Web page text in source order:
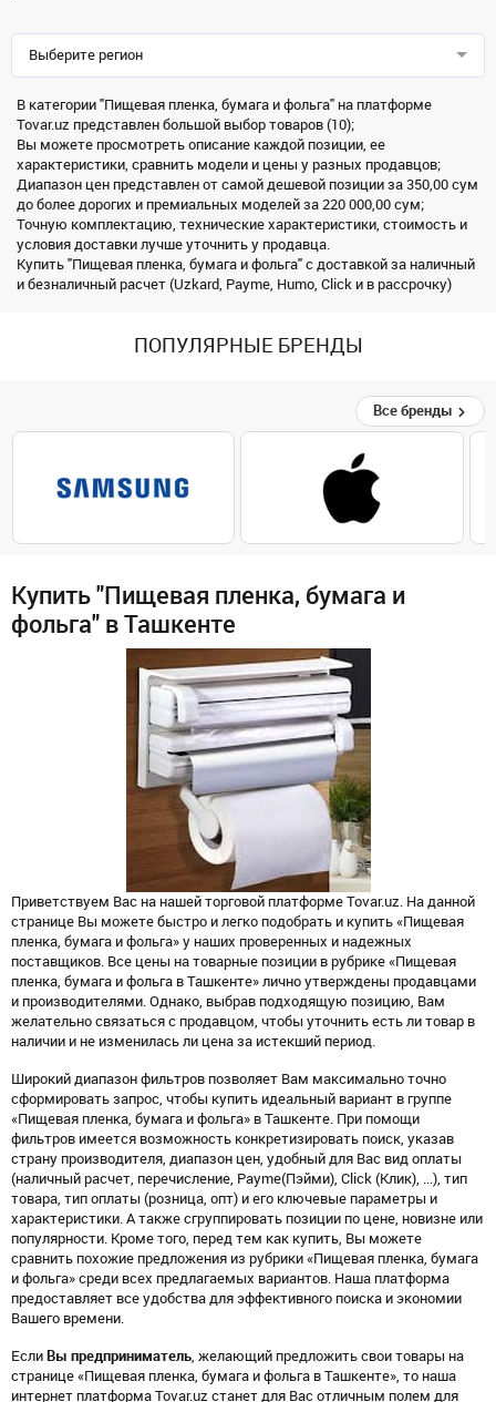
Выберите регион
В категории "Пищевая пленка, бумага и фольга" на платформе
Tovar.uz представлен большой выбор товаров (10);
Вы можете просмотреть описание каждой позиции, ее
характеристики, сравнить модели и цены у разных продавцов;
Диапазон цен представлен от самой дешевой позиции за 350,00 сум
до более дорогих и премиальных моделей за 220 000,00 сум;
Точную комплектацию, технические характеристики, стоимость и
условия доставки лучше уточнить у продавца.
Купить "Пищевая пленка, бумага и фольга" с доставкой за наличный
и безналичный расчет (Uzkard, Payme, Humo, Click и в рассрочку)
ПОПУЛЯРНЫЕ БРЕНДЫ
Все бренды
Купить "Пищевая пленка, бумага и
фольга" в Ташкенте
Приветствуем Вас на нашей торговой платформе Tovar.uz. На данной
странице Вы можете быстро и легко подобрать и купить «Пищевая
пленка, бумага и фольга» у наших проверенных и надежных
поставщиков. Все цены на товарные позиции в рубрике «Пищевая
пленка, бумага и фольга в Ташкенте» лично утверждены продавцами
и производителями. Однако, выбрав подходящую позицию, Вам
желательно связаться с продавцом, чтобы уточнить есть ли товар в
наличии и не изменилась ли цена за истекший период.
Широкий диапазон фильтров позволяет Вам максимально точно
сформировать запрос, чтобы купить идеальный вариант в группе
«Пищевая пленка, бумага и фольга» в Ташкенте. При помощи
фильтров имеется возможность конкретизировать поиск, указав
страну производителя, диапазон цен, удобный для Вас вид оплаты
(наличный расчет, перечисление, Payme(Пэйми), Click (Клик), ...), тип
товара, тип оплаты (розница, опт) и его ключевые параметры и
характеристики. А также сгруппировать позиции по цене, новизне или
популярности. Кроме того, перед тем как купить, Вы можете
сравнить похожие предложения из рубрики «Пищевая пленка, бумага
и фольга» среди всех предлагаемых вариантов. Наша платформа
предоставляет все удобства для эффективного поиска и экономии
Вашего времени.
Если Вы предприниматель, желающий предложить свои товары на
странице «Пищевая пленка, бумага и фольга в Ташкенте», то наша
интернет платформа Tovar.uz станет для Вас отличным полем для